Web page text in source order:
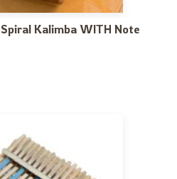
Kalimba WITH Note